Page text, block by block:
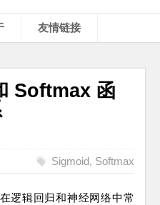
友情链接
Softmax 函
Sigmoid, Softmax
辑回归和神经网络中常